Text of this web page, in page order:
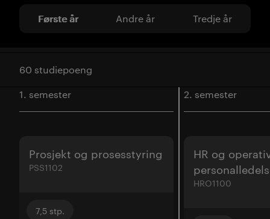
Første år Andre år Tredje år
60 studiepoeng
1. semester
2. semester
Prosjekt og prosesstyring
PSS1102
7,5 stp.
HR og
HRO1100